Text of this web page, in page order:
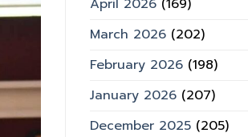
April 2026(169)
March 2026(202)
February 2026(198)
January 2026(207)
December 2025(205)